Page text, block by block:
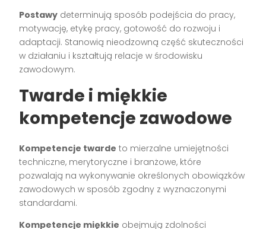
Postawy determinują sposób podejścia do pracy,
motywację, etykę pracy, gotowość do rozwoju i
adaptacji. Stanowią nieodzowną część skuteczności
w działaniu i kształtują relacje w środowisku
zawodowym.
Twarde i miękkie
kompetencje zawodowe
Kompetencje twarde to mierzalne umiejętności
techniczne, merytoryczne i branżowe, które
pozwalają na wykonywanie określonych obowiązków
zawodowych w sposób zgodny z wyznaczonymi
standardami.
Kompetencje miękkie obejmują zdolności